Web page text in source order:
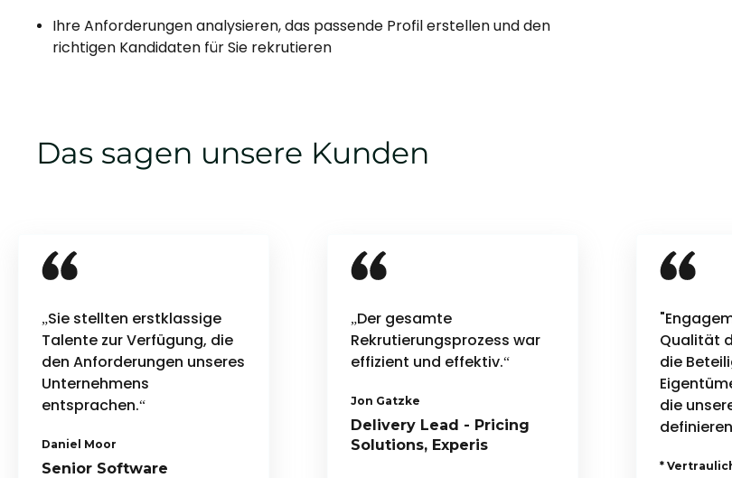
Ihre Anforderungen analysieren, das passende Profil erstellen und den
richtigen Kandidaten für Sie rekrutieren
Das sagen unsere Kunden
„Sie stellten erstklassige
Talente zur Verfügung, die
den Anforderungen unseres
Unternehmens
entsprachen.“
Daniel Moor
Senior Software
„Der gesamte
Rekrutierungsprozess war
effizient und effektiv.“
Jon Gatzke
Delivery Lead - Pricing
Solutions, Experis
Qualität
die
die
*